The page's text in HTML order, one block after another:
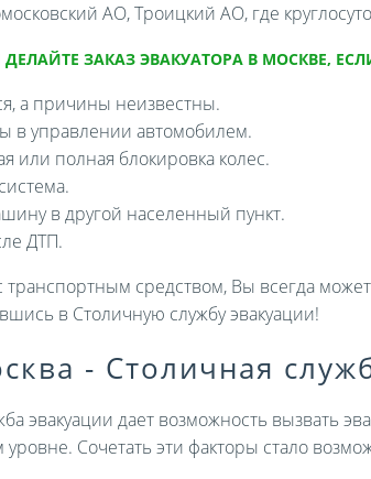
АО, Троицкий АО, где
ЗАКАЗ ЭВАКУАТОРА В МОСКВЕ,
а причины неизвестны.
в управлении автомобилем.
или полная блокировка колес.
в другой населенный пункт.
ДТП.
транспортным средством, Вы всегда
в Столичную службу эвакуации!
- Столичная
эвакуации дает возможность вызвать
уровне. Сочетать эти факторы стало